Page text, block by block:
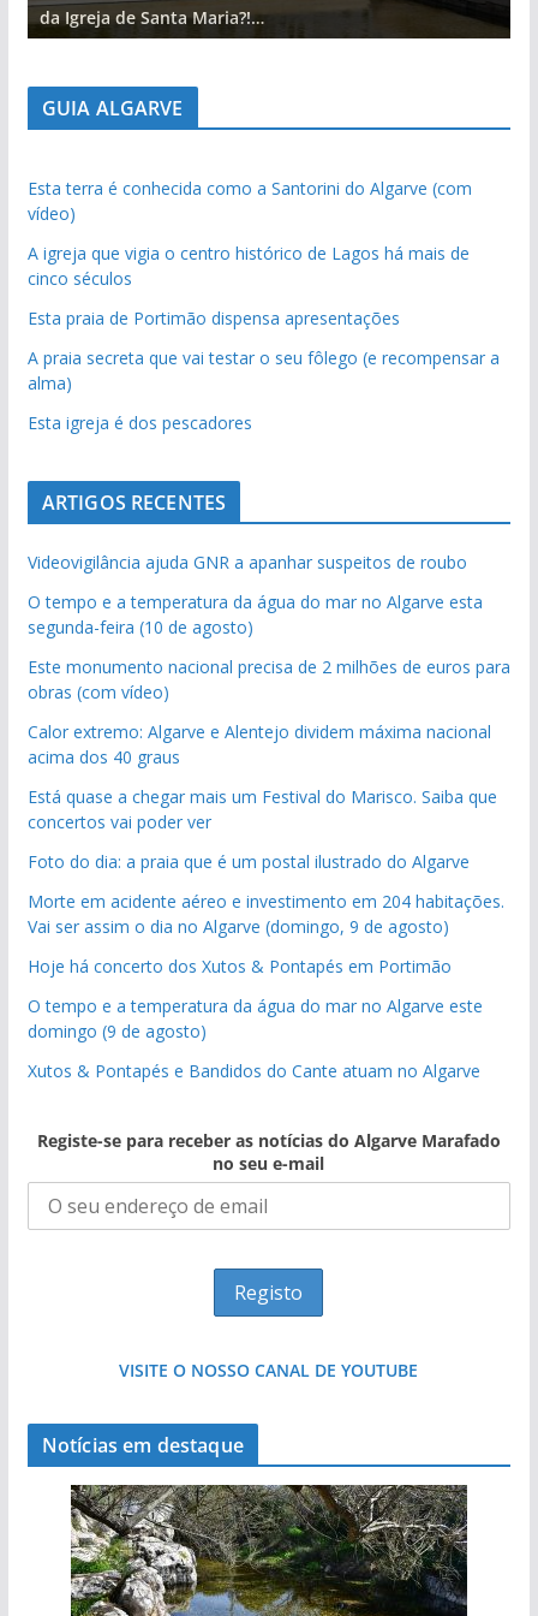
da Igreja de Santa Maria?!…
GUIA ALGARVE
Esta terra é conhecida como a Santorini do Algarve (com
vídeo)
A igreja que vigia o centro histórico de Lagos há mais de
cinco séculos
Esta praia de Portimão dispensa apresentações
A praia secreta que vai testar o seu fôlego (e recompensar a
alma)
Esta igreja é dos pescadores
ARTIGOS RECENTES
Videovigilância ajuda GNR a apanhar suspeitos de roubo
O tempo e a temperatura da água do mar no Algarve esta
segunda-feira (10 de agosto)
Este monumento nacional precisa de 2 milhões de euros para
obras (com vídeo)
Calor extremo: Algarve e Alentejo dividem máxima nacional
acima dos 40 graus
Está quase a chegar mais um Festival do Marisco. Saiba que
concertos vai poder ver
Foto do dia: a praia que é um postal ilustrado do Algarve
Morte em acidente aéreo e investimento em 204 habitações.
Vai ser assim o dia no Algarve (domingo, 9 de agosto)
Hoje há concerto dos Xutos & Pontapés em Portimão
O tempo e a temperatura da água do mar no Algarve este
domingo (9 de agosto)
Xutos & Pontapés e Bandidos do Cante atuam no Algarve
Registe-se para receber as notícias do Algarve Marafado
no seu e-mail
VISITE O NOSSO CANAL DE YOUTUBE
Notícias em destaque